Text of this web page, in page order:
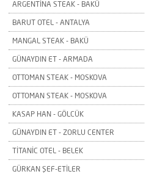
ARGENTİNA STEAK - BAKÜ
BARUT OTEL - ANTALYA
MANGAL STEAK - BAKÜ
GÜNAYDIN ET - ARMADA
OTTOMAN STEAK - MOSKOVA
OTTOMAN STEAK - MOSKOVA
KASAP HAN - GÖLCÜK
GÜNAYDIN ET - ZORLU CENTER
TİTANİC OTEL - BELEK
GÜRKAN ŞEF-ETİLER